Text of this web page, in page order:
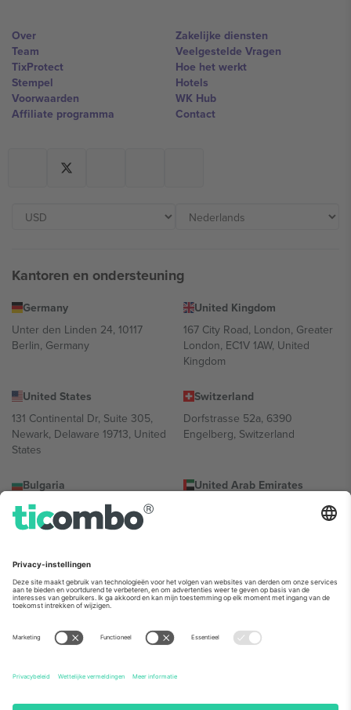
Over
Team
TixProtect
Stempel
Voorwaarden
Affiliate programma
Zakelijke diensten
Veelgestelde Vragen
Hoe het werkt
Hotels
WK Hub
Contact
Kantoren en ondersteuning
Germany
Unter den Linden 24, 10117
Berlin, Germany
United Kingdom
167 City Road, London, Greater
London, EC1V 1AW, United
Kingdom
United States
131 Continental Dr, Suite 305,
Newark, Delaware 19713, United
States
Switzerland
Dorfstrasse 52a, 6390
Engelberg, Switzerland
Bulgaria
Regus Sofia City West, bul
Totleben 53-55, 1606 Sofia,
United Arab Emirates
UAE Dubai Silicon Oasis, DDP
Building A1, Office 302, Dubai,
Mexico
Av Chapultepec 360, Roma
Norte, Cuauhtémoc, 06700
Ciudad de México, CDMX,
Mexico
De juridische entiteit van de aanbieder van het platform kan
domein. Kijk voor meer informatie op de specifieke pagina van het